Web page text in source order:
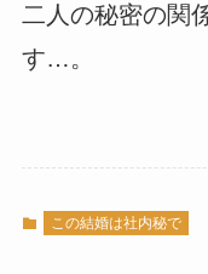
二人の秘密の関
す…。
この結婚は社内秘で